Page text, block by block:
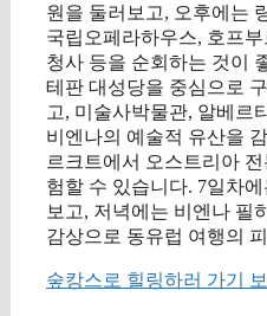
원을 둘러보고, 오후에는
국립오페라하우스, 호프
청사 등을 순회하는 것이
테판 대성당을 중심으로
고, 미술사박물관, 알베르
비엔나의 예술적 유산을
르크트에서 오스트리아
험할 수 있습니다. 7일차
보고, 저녁에는 비엔나 필
감상으로 동유럽 여행의
숲캉스로 힐링하러 가기 보